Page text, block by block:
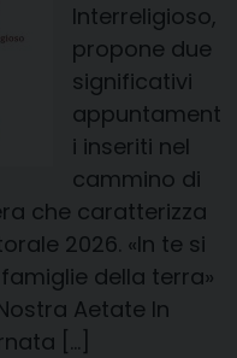
Interreligioso,
propone due
significativi
appuntament
i inseriti nel
cammino di
che caratterizza
2026. «In te si
della terra»
Aetate In
[…]